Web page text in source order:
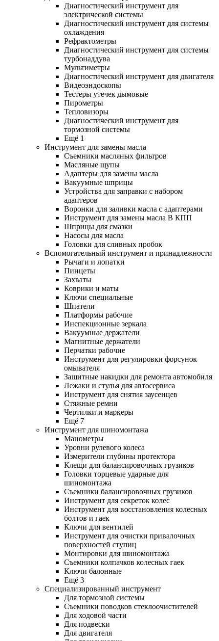
Диагностический инструмент для
электрической системы
Диагностический инструмент для системы
охлаждения
Рефрактометры
Диагностический инструмент для системы
турбонаддува
Мультиметры
Диагностический инструмент для двигателя
Видеоэндоскопы
Тестеры утечек дымовые
Пирометры
Тепловизоры
Диагностический инструмент для
тормозной системы
Ещё 1
Инструмент для замены масла
Съемники масляных фильтров
Масляные щупы
Адаптеры для замены масла
Вакуумные шприцы
Устройства для заправки с набором
адаптеров
Воронки для заливки масла с адаптерами
Инструмент для замены масла В КПП
Шприцы для смазки
Насосы для масла
Головки для сливных пробок
Вспомогательный инструмент и принадлежности
Рычаги и лопатки
Пинцеты
Захваты
Коврики и маты
Ключи специальные
Шпатели
Платформы рабочие
Инспекционные зеркала
Вакуумные держатели
Магнитные держатели
Перчатки рабочие
Инструмент для регулировки форсунок
омывателя
Защитные накидки для ремонта автомобиля
Лежаки и стулья для автосервиса
Инструмент для снятия заусенцев
Стяжные ремни
Чертилки и маркеры
Ещё 7
Инструмент для шиномонтажа
Манометры
Уровни рулевого колеса
Измерители глубины протектора
Клещи для балансировочных грузиков
Головки торцевые ударные для
шиномонтажа
Съемники балансировочных грузиков
Инструмент для секреток колес
Инструмент для восстановления колесных
болтов и гаек
Ключи для вентилей
Инструмент для очистки привалочных
поверхностей ступиц
Монтировки для шиномонтажа
Съемники колпачков колесных гаек
Ключи балонные
Ещё 3
Специализированный инструмент
Для тормозной системы
Съемники поводков стеклоочистителей
Для ходовой части
Для подвески
Для двигателя